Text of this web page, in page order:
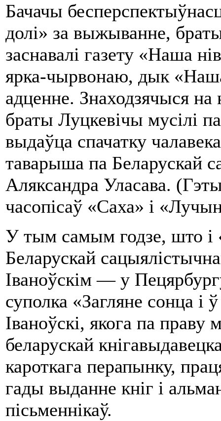
Бачачы
долі» за выжыванне,
заснавалі газету «Наша
ярка-чырвонаю, дык
адценне. Знаходзячыся
браты Луцкевічы мусілі
выдаўца спачатку
таварыша па Беларускай
Аляксандра Уласава.
часопісаў «Саха» і
У тым самым годзе, што і
Беларускай
Іваноўскім — у
суполка «Загляне сонца і
Іваноўскі, якога па
беларускай
кароткага перапынку,
гады выданне кніг і
пісьменнікаў.